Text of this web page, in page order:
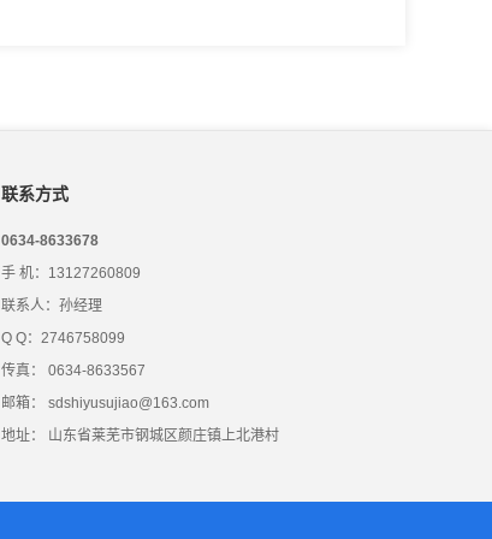
联系方式
0634-8633678
手 机：13127260809
联系人：孙经理
Q Q：2746758099
传真： 0634-8633567
邮箱： sdshiyusujiao@163.com
地址： 山东省莱芜市钢城区颜庄镇上北港村